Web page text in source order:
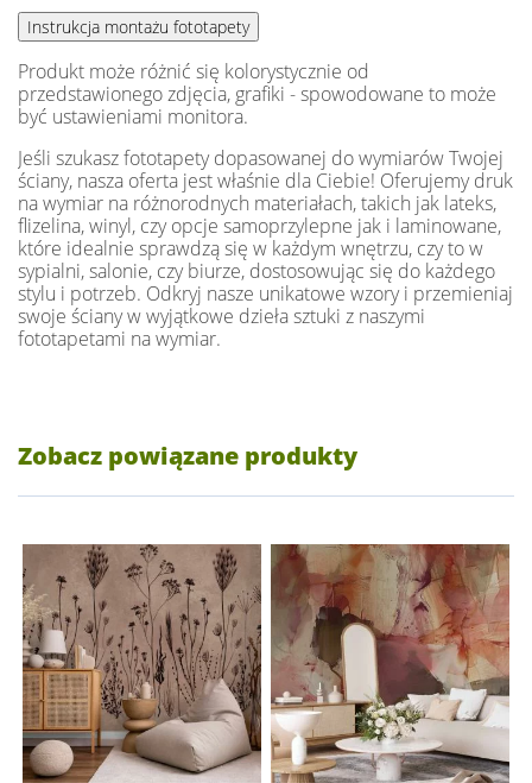
Produkt może różnić się kolorystycznie od
przedstawionego zdjęcia, grafiki - spowodowane to może
być ustawieniami monitora.
Jeśli szukasz fototapety dopasowanej do wymiarów Twojej
ściany, nasza oferta jest właśnie dla Ciebie! Oferujemy druk
na wymiar na różnorodnych materiałach, takich jak lateks,
flizelina, winyl, czy opcje samoprzylepne jak i laminowane,
które idealnie sprawdzą się w każdym wnętrzu, czy to w
sypialni, salonie, czy biurze, dostosowując się do każdego
stylu i potrzeb. Odkryj nasze unikatowe wzory i przemieniaj
swoje ściany w wyjątkowe dzieła sztuki z naszymi
fototapetami na wymiar.
Zobacz powiązane produkty